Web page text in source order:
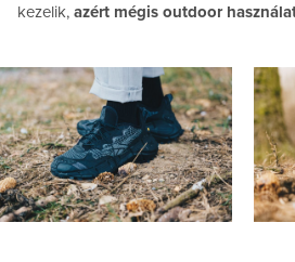
kezelik, azért mégis outdoor